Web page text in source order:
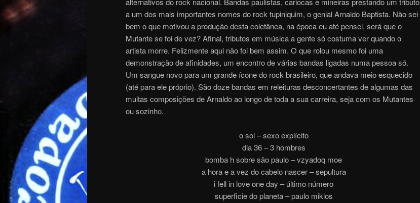
a um dos mais importantes nomes do rock tupiniquim, o genial Arnaldo Baptista. Não sei
bem o que motivou a produção desta coletânea, na época eu até pensei, será que o
Mutante se foi de vez? Afinal, tributos em música a gente só costuma ver quando o
artista morre. Felizmente aqui não foi bem assim. O que rolou mesmo foi uma
demonstração de afinidades, um encontro de várias bandas ligadas numa pessoa só.
Um sangue novo para um grande ícone do rock brasileiro, que andava meio esquecido
(até para ele próprio). São doze bandas em releituras desconcertantes de algumas das
muitas composições de Arnaldo ao longo de toda a sua carreira, seja com os Mutantes
ou sozinho.
o sol – sexo explícito
dia 36 – 3 hombres
bomba h sobre são paulo – vzyadoq moe
a hora e a vez do cabelo nascer – sepultura
i fell in love one day – último número
superficie do planeta – paulo miklos